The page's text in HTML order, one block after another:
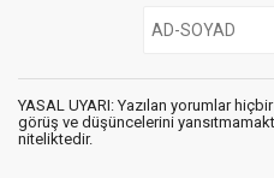
YASAL UYARI: Yazılan yorumlar
görüş ve düşüncelerini
niteliktedir.